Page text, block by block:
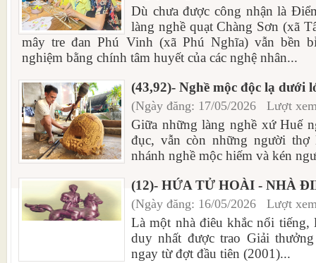
Dù chưa được công nhận là
làng nghề quạt Chàng Sơn (xã
mây tre đan Phú Vinh (xã Phú Nghĩa) vẫn bền
nghiệm bằng chính tâm huyết của các nghệ nhân...
(43,92)- Nghề mộc độc lạ dưới
(Ngày đăng: 17/05/2026 Lượt
Giữa những làng nghề xứ Huế
đục, vẫn còn những người
nhánh nghề mộc hiếm và kén
(12)- HỨA TỬ HOÀI - NHÀ
(Ngày đăng: 16/05/2026 Lượt
Là một nhà điêu khắc nổi tiếng,
duy nhất được trao Giải
ngay từ đợt đầu tiên (2001)...